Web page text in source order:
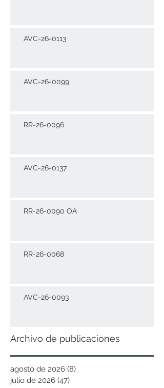
AVC-26-0113
AVC-26-0099
RR-26-0096
AVC-26-0137
RR-26-0090 OA
RR-26-0068
AVC-26-0093
Archivo de publicaciones
agosto de 2026 (8)
julio de 2026 (47)